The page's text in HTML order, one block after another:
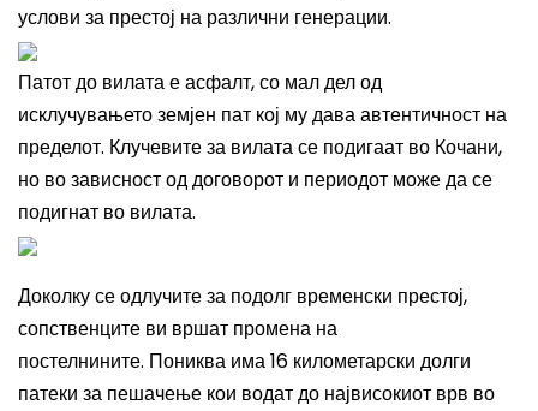
услови за престој на различни генерации.
Патот до вилата е асфалт, со мал дел од
исклучувањето земјен пат кој му дава автентичност на
пределот. Клучевите за вилата се подигаат во Кочани,
но во зависност од договорот и периодот може да се
подигнат во вилата.
Доколку се одлучите за подолг временски престој,
сопственците ви вршат промена на
постелнините. Пониква има 16 километарски долги
патеки за пешачење кои водат до највисокиот врв во